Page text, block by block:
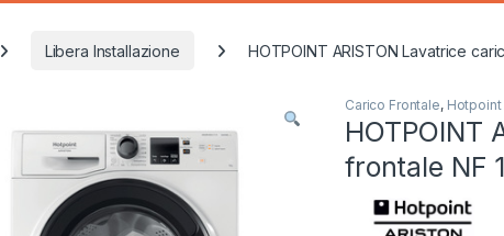
Libera Installazione HOTPOINT ARISTON Lavatrice
Carico Frontale, Hotpoint
HOTPOINT
frontale NF